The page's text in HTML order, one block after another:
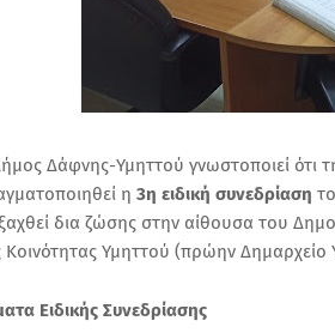
Δάφνης-Υμηττού γνωστοποιεί ότι
η 3η ειδική συνεδρίαση
δια ζώσης στην αίθουσα του
Κοινότητας Υμηττού (πρώην
Ειδικής Συνεδρίασης